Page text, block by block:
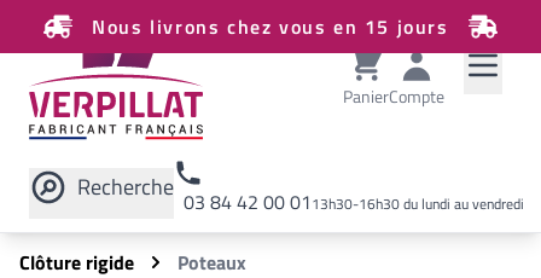
Nous livrons chez vous en 15 jours
PanierCompte
Recherche 03 84 42 00 0113h30-16h30 du lundi au vendredi
Rechercher sur le site
Clôture rigide
Poteaux